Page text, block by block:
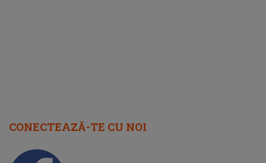
CONECTEAZĂ-TE CU NOI